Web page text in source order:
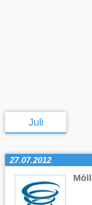
Juli
27.07.2012